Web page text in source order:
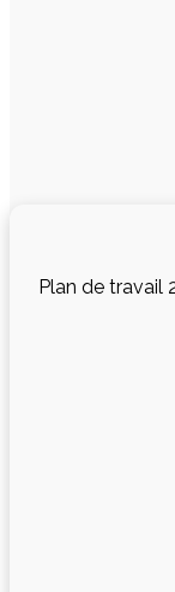
Plan de travail